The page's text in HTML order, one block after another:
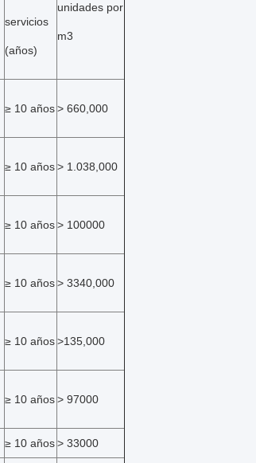
servicios
(años)
unidades por
m3
≥ 10 años> 660,000
≥ 10 años> 1.038,000
≥ 10 años> 100000
≥ 10 años> 3340,000
≥ 10 años>135,000
≥ 10 años> 97000
≥ 10 años> 33000